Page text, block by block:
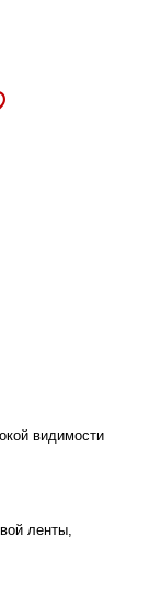
видимости
ленты,